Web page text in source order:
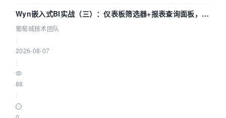
Wyn嵌入式BI实战（三）：仪表板筛选器+报表查询面板，参
数联动全闭环
葡萄城技术团队
2026-08-07
88